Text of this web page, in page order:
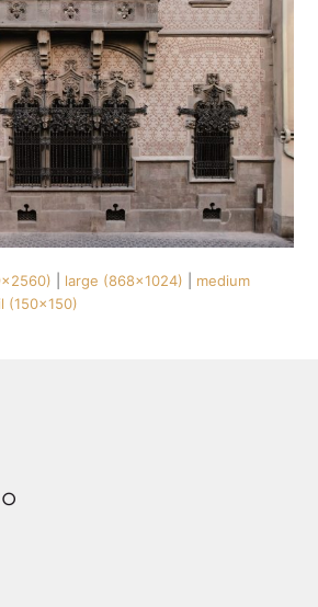
large (868x1024)
medium
(150x150)